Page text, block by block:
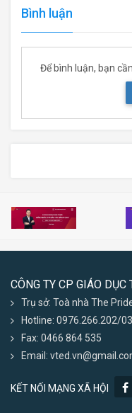
Bình luận
Để bình luận, bạn
CÔNG TY CP GIÁO DỤC
Trụ sở: Toà nhà The
Hotline: 0976.266.202/
Fax: 0466 864 535
Email:
KẾT NỐI MẠNG XÃ HỘI